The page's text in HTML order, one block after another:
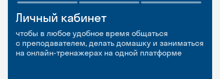
Личный кабинет
чтобы в любое удобное время общаться
с преподавателем, делать домашку и заниматься
на онлайн-тренажерах на одной платформе
Мобильное
приложение
чтобы заниматься и изучать новые слова где
и когда удобно
Разговорные клубы
и Talks
Групповые занятия для разговорной практики
и индивидуальные встречи с преподавателями